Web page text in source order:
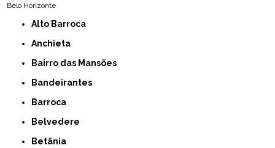
Belo Horizonte
Alto Barroca
Anchieta
Bairro das Mansões
Bandeirantes
Barroca
Belvedere
Betânia